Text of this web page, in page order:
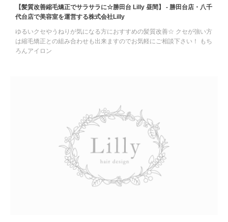
【髪質改善縮毛矯正でサラサラに☆勝田台 Lilly 昼間】 - 勝田台店・八千
代台店で美容室を運営する株式会社Lilly
ゆるいクセやうねりが気になる方におすすめの髪質改善☆ クセが強い方
は縮毛矯正との組み合わせも出来ますのでお気軽にご相談下さい！ もち
ろんアイロン